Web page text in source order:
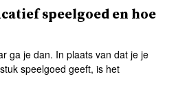
speelgoed en hoe
ga je dan. In plaats van dat je je
speelgoed geeft, is het